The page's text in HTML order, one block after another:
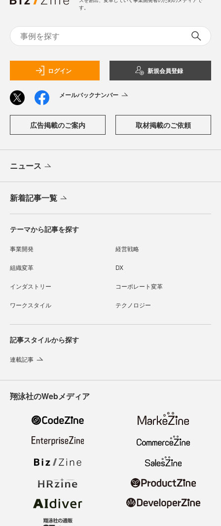
す。
ログイン 新規会員登録
メールバックナンバー
広告掲載のご案内 取材掲載のご依頼
ニュース
新着記事一覧
テーマから記事を探す
事業開発 経営戦略
組織変革 DX
インダストリー コーポレート変革
ワークスタイル テクノロジー
記事スタイルから探す
連載記事
翔泳社のWebメディア